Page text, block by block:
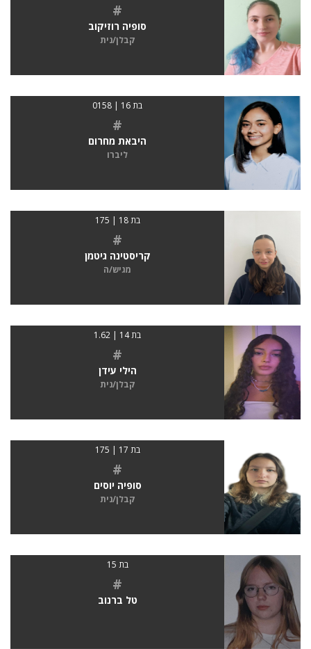
#
סופיה רוזיקוב
קבלן/נית
בת 16 | 0158
#
היבאת מחרום
ליברו
בת 18 | 175
#
קריסטינה גיטמן
מגיש/ה
בת 14 | 1.62
#
הילי עידן
קבלן/נית
בת 17 | 175
#
סופיה יוסים
קבלן/נית
בת 15
#
טל ברנוב